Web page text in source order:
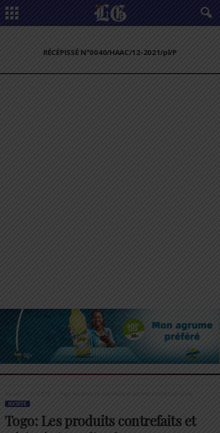
RÉCÉPISSÉ N°0040/HAAC/12-2021/pl/P
Accueil Togo: Les produits contrefaits et périmés interdits de vente
SOCIÉTÉ
Togo: Les produits contrefaits et